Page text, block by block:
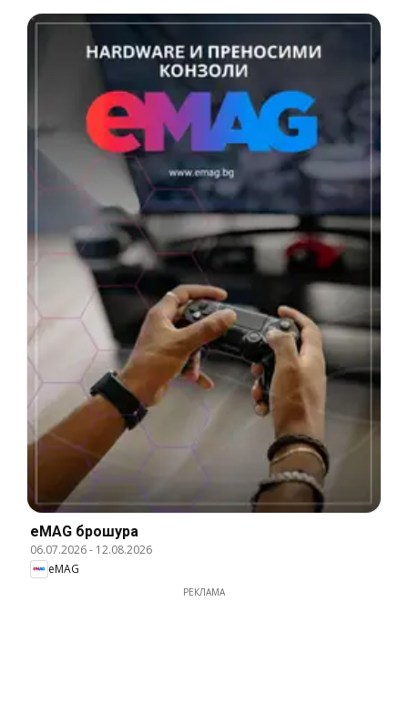
eMAG брошура
06.07.2026- 12.08.2026
eMAG
РЕКЛАМА